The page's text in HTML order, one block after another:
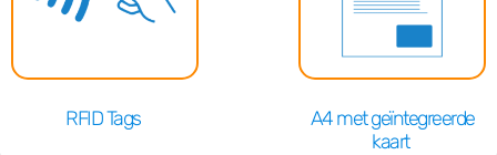
RFID Tags
A4 met geïntegreerde
kaart